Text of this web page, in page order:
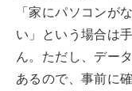
「家にパソコンが
い」という場合は
ん。ただし、デー
あるので、事前に